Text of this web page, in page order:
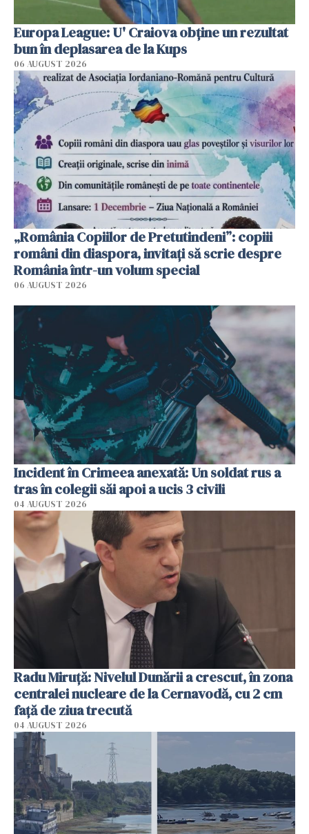
Europa League: U' Craiova obține un rezultat
bun în deplasarea de la Kups
06 AUGUST 2026
„România Copiilor de Pretutindeni”: copiii
români din diaspora, invitați să scrie despre
România într-un volum special
06 AUGUST 2026
Incident în Crimeea anexată: Un soldat rus a
tras în colegii săi apoi a ucis 3 civili
04 AUGUST 2026
Radu Miruţă: Nivelul Dunării a crescut, în zona
centralei nucleare de la Cernavodă, cu 2 cm
faţă de ziua trecută
04 AUGUST 2026